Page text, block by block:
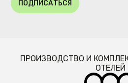
ПОДПИСАТЬСЯ
ПРОИЗВОДСТВО И
ОТЕЛЕЙ